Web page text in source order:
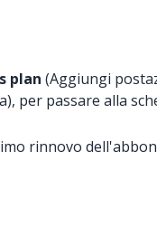
plan (Aggiungi
per passare alla
rinnovo